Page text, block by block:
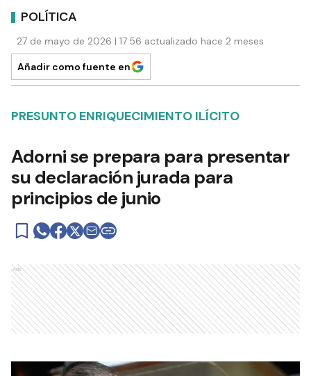
POLÍTICA
27 de mayo de 2026 | 17:56 actualizado hace 2 meses
Añadir como fuente en
PRESUNTO ENRIQUECIMIENTO ILÍCITO
Adorni se prepara para presentar
su declaración jurada para
principios de junio
Ads